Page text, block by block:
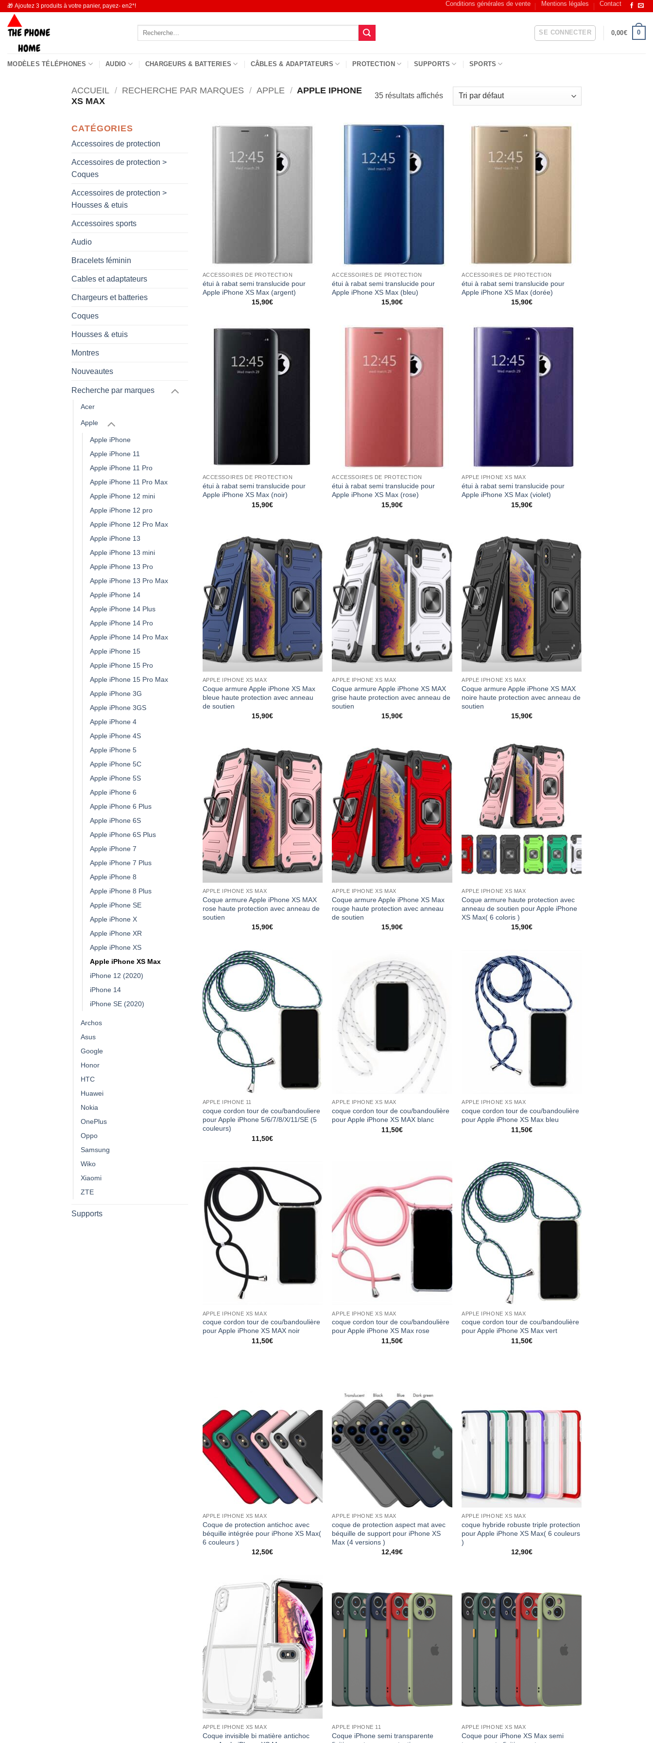
Passer
contenu
🎁 Ajoutez 3 produits à votre panier, payez- en2*! Conditions générales de vente Mentions légales Contact
Recherche
SE CONNECTER 0,00€ 0
MODÈLES TÉLÉPHONES AUDIO CHARGEURS & BATTERIES CÂBLES & ADAPTATEURS PROTECTION SUPPORTS SPORTS
ACCUEIL / RECHERCHE PAR MARQUES / APPLE / APPLE IPHONE
XS MAX
35 résultats affichés
CATÉGORIES
Accessoires de protection
Accessoires de protection >
Coques
Accessoires de protection >
Housses & etuis
Accessoires sports
Audio
Bracelets féminin
Cables et adaptateurs
Chargeurs et batteries
Coques
Housses & etuis
Montres
Nouveautes
Recherche par marques
Acer
Apple
Apple iPhone
Apple iPhone 11
Apple iPhone 11 Pro
Apple iPhone 11 Pro Max
Apple iPhone 12 mini
Apple iPhone 12 pro
Apple iPhone 12 Pro Max
Apple iPhone 13
Apple iPhone 13 mini
Apple iPhone 13 Pro
Apple iPhone 13 Pro Max
Apple iPhone 14
Apple iPhone 14 Plus
Apple iPhone 14 Pro
Apple iPhone 14 Pro Max
Apple iPhone 15
Apple iPhone 15 Pro
Apple iPhone 15 Pro Max
Apple iPhone 3G
Apple iPhone 3GS
Apple iPhone 4
Apple iPhone 4S
Apple iPhone 5
Apple iPhone 5C
Apple iPhone 5S
Apple iPhone 6
Apple iPhone 6 Plus
Apple iPhone 6S
Apple iPhone 6S Plus
Apple iPhone 7
Apple iPhone 7 Plus
Apple iPhone 8
Apple iPhone 8 Plus
Apple iPhone SE
Apple iPhone X
Apple iPhone XR
Apple iPhone XS
Apple iPhone XS Max
iPhone 12 (2020)
iPhone 14
iPhone SE (2020)
Archos
Asus
Google
Honor
HTC
Huawei
Nokia
OnePlus
Oppo
Samsung
Wiko
Xiaomi
ZTE
Supports
ACCESSOIRES DE PROTECTION
étui à rabat semi translucide pour
Apple iPhone XS Max (argent)
15,90€
ACCESSOIRES DE PROTECTION
étui à rabat semi translucide pour
Apple iPhone XS Max (bleu)
15,90€
ACCESSOIRES DE PROTECTION
étui à rabat semi translucide pour
Apple iPhone XS Max (dorée)
15,90€
ACCESSOIRES DE PROTECTION
étui à rabat semi translucide pour
Apple iPhone XS Max (noir)
15,90€
ACCESSOIRES DE PROTECTION
étui à rabat semi translucide pour
Apple iPhone XS Max (rose)
15,90€
APPLE IPHONE XS MAX
étui à rabat semi translucide pour
Apple iPhone XS Max (violet)
15,90€
APPLE IPHONE XS MAX
Coque armure Apple iPhone XS Max
bleue haute protection avec anneau
de soutien
15,90€
APPLE IPHONE XS MAX
Coque armure Apple iPhone XS MAX
grise haute protection avec anneau de
soutien
15,90€
APPLE IPHONE XS MAX
Coque armure Apple iPhone XS MAX
noire haute protection avec anneau de
soutien
15,90€
APPLE IPHONE XS MAX
Coque armure Apple iPhone XS MAX
rose haute protection avec anneau de
soutien
15,90€
APPLE IPHONE XS MAX
Coque armure Apple iPhone XS Max
rouge haute protection avec anneau
de soutien
15,90€
APPLE IPHONE XS MAX
Coque armure haute protection avec
anneau de soutien pour Apple iPhone
XS Max( 6 coloris )
15,90€
APPLE IPHONE 11
coque cordon tour de cou/bandouliere
pour Apple iPhone 5/6/7/8/X/11/SE (5
couleurs)
11,50€
APPLE IPHONE XS MAX
coque cordon tour de cou/bandoulière
pour Apple iPhone XS MAX blanc
11,50€
APPLE IPHONE XS MAX
coque cordon tour de cou/bandoulière
pour Apple iPhone XS Max bleu
11,50€
APPLE IPHONE XS MAX
coque cordon tour de cou/bandoulière
pour Apple iPhone XS MAX noir
11,50€
APPLE IPHONE XS MAX
coque cordon tour de cou/bandoulière
pour Apple iPhone XS Max rose
11,50€
APPLE IPHONE XS MAX
coque cordon tour de cou/bandoulière
pour Apple iPhone XS Max vert
11,50€
APPLE IPHONE XS MAX
Coque de protection antichoc avec
béquille intégrée pour iPhone XS Max(
6 couleurs )
12,50€
APPLE IPHONE XS MAX
coque de protection aspect mat avec
béquille de support pour iPhone XS
Max (4 versions )
12,49€
APPLE IPHONE XS MAX
coque hybride robuste triple protection
pour Apple iPhone XS Max( 6 couleurs
)
12,90€
APPLE IPHONE XS MAX
Coque invisible bi matière antichoc
APPLE IPHONE 11
Coque iPhone semi transparente
APPLE IPHONE XS MAX
Coque pour iPhone XS Max semi